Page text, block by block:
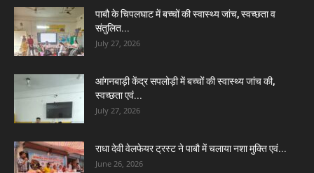
पाबौ के चिपलघाट में बच्चों की स्वास्थ्य जांच, स्वच्छता व
संतुलित...
July 27, 2026
आंगनबाड़ी केंद्र सपलोड़ी में बच्चों की स्वास्थ्य जांच की,
स्वच्छता एवं...
July 27, 2026
राधा देवी वेलफेयर ट्रस्ट ने पाबौ में चलाया नशा मुक्ति एवं...
June 26, 2026